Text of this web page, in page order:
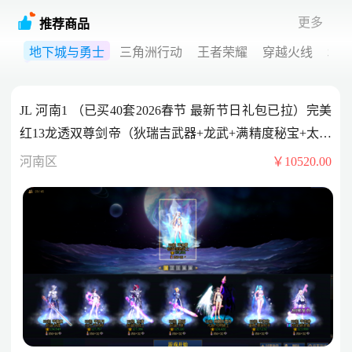
推荐商品 更多
地下城与勇士 三角洲行动 王者荣耀 穿越火线 和
JL 河南1 （已买40套2026春节 最新节日礼包已拉）完美
红13龙透双尊剑帝（狄瑞吉武器+龙武+满精度秘宝+太初
誓约），完美红12龙透双尊剑神（武器白15 特殊红13+龙
双尊魔神（武器红13），完美红12龙透双尊刃影（武器
红13），完美红12龙透奶妈（武器红13），完美红12龙
透双尊漫游，完美红12龙透破浪，完美红12龙透双尊女
鬼，完美红11 12龙透奶爸，完美红11 12龙透协战，完美
红11龙袍小魔女，龙袍蓝拳，龙透散打，龙透战法，龙
透漫游，龙袍修罗，920分，可二次！
河南区 ￥10520.00